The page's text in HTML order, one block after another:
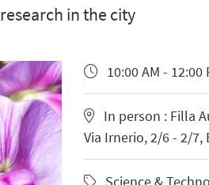
in the city
10:00 AM - 12:00
In person : Filla
Via Irnerio, 2/6 - 2/7,